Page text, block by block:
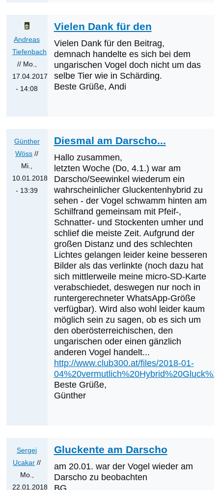
Andreas
Tiefenbach
// Mo.,
17.04.2017
- 14:08
Hybrid
am
12.04.2017
in
Schärding
Vielen Dank für den
Vielen Dank für den Beitrag,
demnach handelte es sich bei dem
ungarischen Vogel doch nicht um das
selbe Tier wie in Schärding.
Beste Grüße, Andi
Günther
Wöss //
Mi.,
10.01.2018
- 13:39
Diesmal am Darscho...
Hallo zusammen,
letzten Woche (Do, 4.1.) war am
Darscho/Seewinkel wiederum ein
wahrscheinlicher Gluckentenhybrid zu
sehen - der Vogel schwamm hinten am
Schilfrand gemeinsam mit Pfeif-,
Schnatter- und Stockenten umher und
schlief die meiste Zeit. Aufgrund der
großen Distanz und des schlechten
Lichtes gelangen leider keine besseren
Bilder als das verlinkte (noch dazu hat
sich mittlerweile meine micro-SD-Karte
verabschiedet, deswegen nur noch in
runtergerechneter WhatsApp-Größe
verfügbar). Wird also wohl leider kaum
möglich sein zu sagen, ob es sich um
den oberösterreichischen, den
ungarischen oder einen gänzlich
anderen Vogel handelt...
http://www.club300.at/files/2018-01-
Beste Grüße,
Günther
Sergej
Ucakar //
Mo.,
22.01.2018
Gluckente am Darscho
am 20.01. war der Vogel wieder am
Darscho zu beobachten
BG